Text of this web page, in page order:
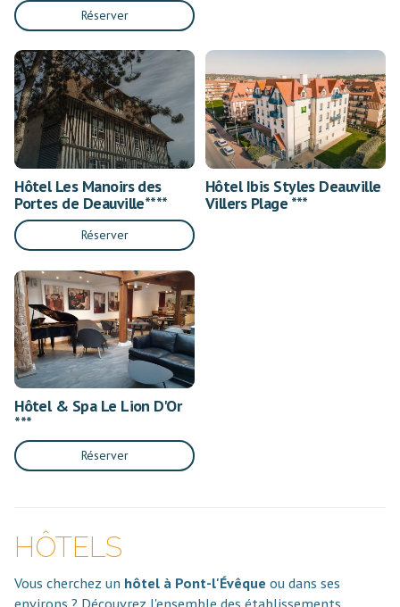
Réserver
Hôtel Les Manoirs des
Portes de Deauville****
Réserver
Hôtel Ibis Styles Deauville
Villers Plage ***
Hôtel & Spa Le Lion D'Or
***
Réserver
HÔTELS
Vous cherchez un hôtel à Pont-l'Évêque ou dans ses